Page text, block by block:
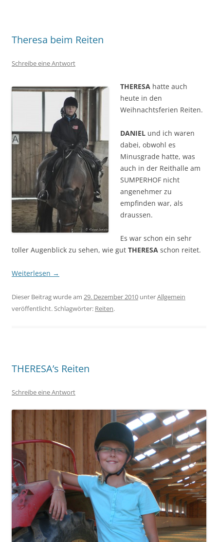
Theresa beim Reiten
Schreibe eine Antwort
THERESA hatte auch
heute in den
Weihnachtsferien Reiten.
DANIEL und ich waren
dabei, obwohl es
Minusgrade hatte, was
auch in der Reithalle am
SUMPERHOF nicht
angenehmer zu
empfinden war, als
draussen.
Es war schon ein sehr
toller Augenblick zu sehen, wie gut THERESA schon reitet.
Weiterlesen →
Dieser Beitrag wurde am 29. Dezember 2010 unterAllgemein
veröffentlicht. Schlagwörter: Reiten.
THERESA’s Reiten
Schreibe eine Antwort